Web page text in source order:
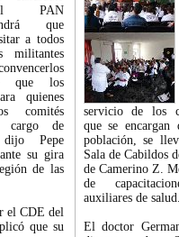
PAN
que
a todos
militantes
que los
quienes
comités
cargo de
dijo Pepe
su gira
de las
el CDE del
que su
servicio de los
que se
población, se
Sala de Cabildos
de Camerino Z.
de
auxiliares de salud.
El doctor